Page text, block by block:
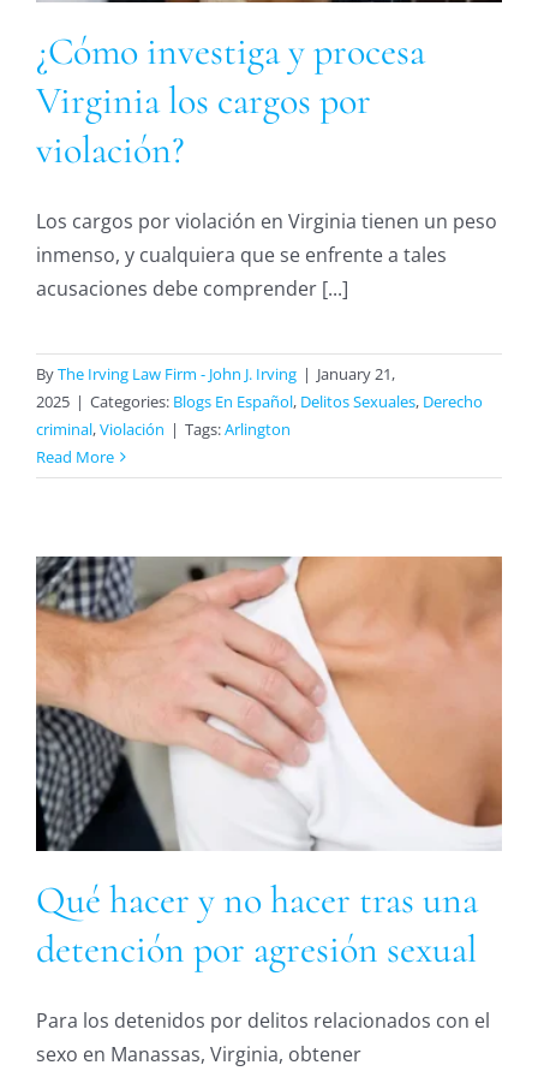
¿Cómo investiga y procesa
Virginia los cargos por
violación?
Los cargos por violación en Virginia tienen un peso
inmenso, y cualquiera que se enfrente a tales
acusaciones debe comprender [...]
ByThe Irving Law Firm - John J. Irving | January 21,
2025 | Categories: Blogs En Español, Delitos Sexuales, Derecho
criminal,Violación | Tags:Arlington
Read More
Qué hacer y no hacer tras una
detención por agresión sexual
Para los detenidos por delitos relacionados con el
sexo en Manassas, Virginia, obtener